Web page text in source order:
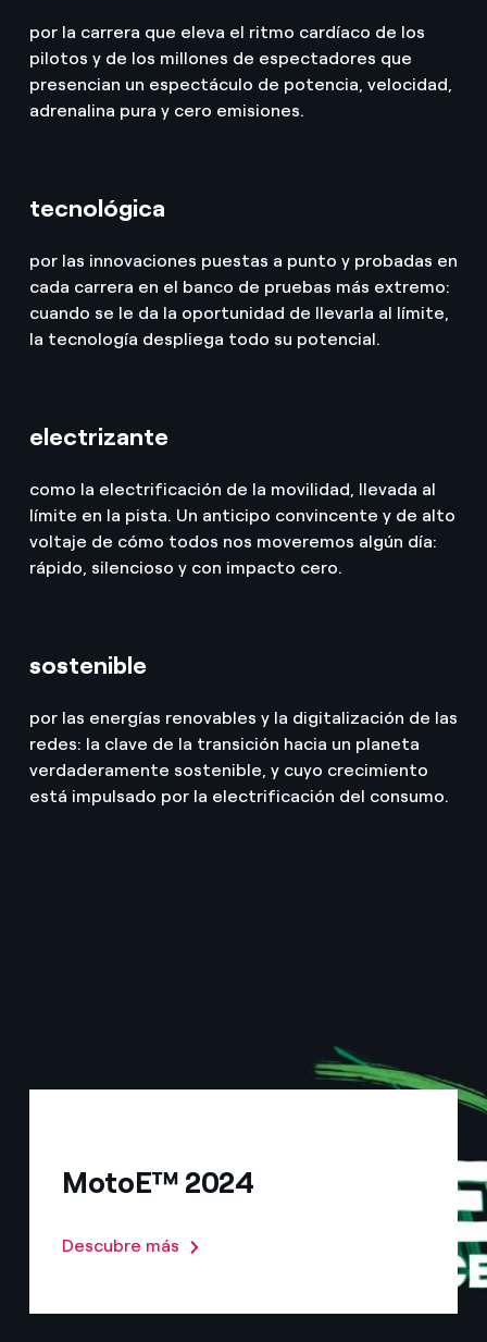
por la carrera que eleva el ritmo cardíaco de los
pilotos y de los millones de espectadores que
presencian un espectáculo de potencia, velocidad,
adrenalina pura y cero emisiones.
tecnológica
por las innovaciones puestas a punto y probadas en
cada carrera en el banco de pruebas más extremo:
cuando se le da la oportunidad de llevarla al límite,
la tecnología despliega todo su potencial.
electrizante
como la electrificación de la movilidad, llevada al
límite en la pista. Un anticipo convincente y de alto
voltaje de cómo todos nos moveremos algún día:
rápido, silencioso y con impacto cero.
sostenible
por las energías renovables y la digitalización de las
redes: la clave de la transición hacia un planeta
verdaderamente sostenible, y cuyo crecimiento
está impulsado por la electrificación del consumo.
MotoE™ 2024
Descubre más